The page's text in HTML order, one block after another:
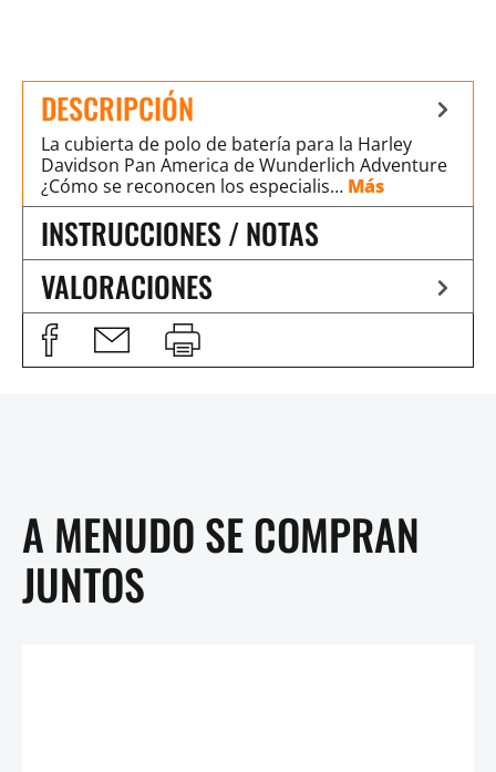
DESCRIPCIÓN
La cubierta de polo de batería para la Harley
Davidson Pan America de Wunderlich Adventure
¿Cómo se reconocen los especialis… Más
INSTRUCCIONES / NOTAS
VALORACIONES
A MENUDO SE COMPRAN
JUNTOS